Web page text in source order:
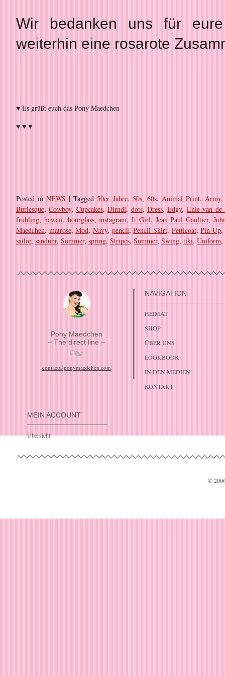
Wir bedanken uns für
weiterhin eine rosarote
♥ Es grüßt euch das Pony Maedchen
♥ ♥ ♥
Posted in NEWS |Tagged 50er Jahre, 50s, 60s, Animal Print,Army
Burlesque,Cowboy, Cupcakes,Dirndl, dots, Dress,Edgy, Enie van de
frühling, hawaii, hourglass,instagram, It Girl, Jean Paul Gaultier,
Maedchen, matrose,Mod, Navy, pencil,Pencil Skirt, Petticoat,Pin Up,
sailor, sanduhr, Sommer, spring, Stripes, Summer, Swing, tiki, Uniform,
Pony Maedchen
– The direct line –
contact@ponymaedchen.com
NAVIGATION
HEIMAT
SHOP
ÜBER UNS
LOOKBOOK
IN DEN MEDIEN
KONTAKT
MEIN ACCOUNT
Übersicht
©